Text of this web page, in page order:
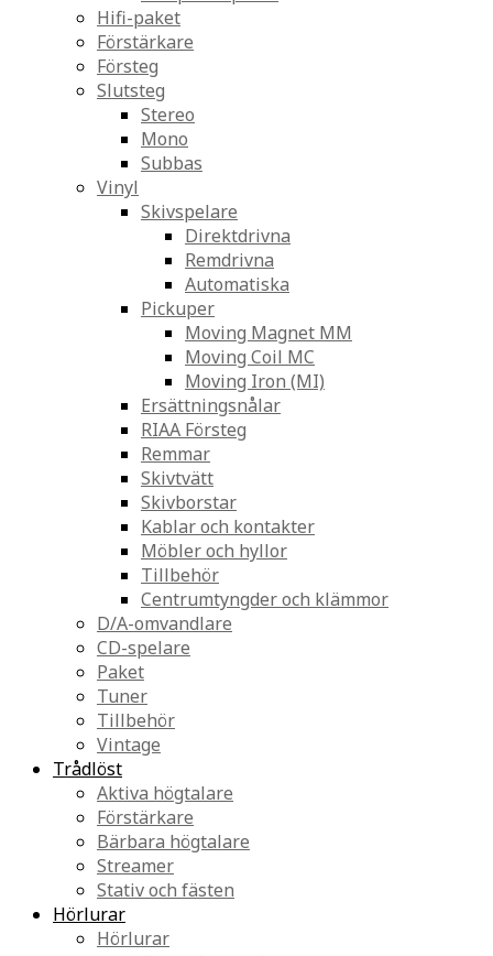
Hifi-paket
Förstärkare
Försteg
Slutsteg
Stereo
Mono
Subbas
Vinyl
Skivspelare
Direktdrivna
Remdrivna
Automatiska
Pickuper
Moving Magnet MM
Moving Coil MC
Moving Iron (MI)
Ersättningsnålar
RIAA Försteg
Remmar
Skivtvätt
Skivborstar
Kablar och kontakter
Möbler och hyllor
Tillbehör
Centrumtyngder och klämmor
D/A-omvandlare
CD-spelare
Paket
Tuner
Tillbehör
Vintage
Trådlöst
Aktiva högtalare
Förstärkare
Bärbara högtalare
Streamer
Stativ och fästen
Hörlurar
Hörlurar